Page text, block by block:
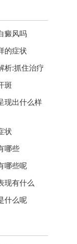
癜风吗
的症状
析:抓住治疗
斑
现出什么样
状
哪些
哪些呢
现有什么
什么呢